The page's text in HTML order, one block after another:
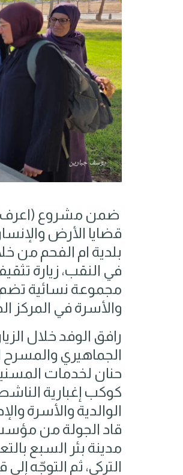
ضمن مشروع (اعرف
قضايا الأرض
بلدية ام الفحم من
في النقب، زيارة
والأسرة في المركز
رافق الوفد خلال
الجماهيري
حنان لخدمات
كوكب إغبارية
الوالدية والأسرة
قاد الجولة من
مدينة بئر السبع
التركي، ثم التوجّه